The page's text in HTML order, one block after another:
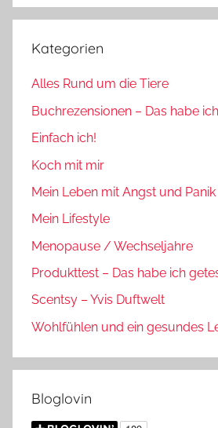
Kategorien
Alles Rund um die Tiere
Buchrezensionen – Das habe
Einfach ich!
Koch mit mir
Mein Leben mit Angst und Panik
Mein Lifestyle
Menopause / Wechseljahre
Produkttest – Das habe ich
Scentsy – Yvis Duftwelt
Wohlfühlen und ein gesundes
Bloglovin